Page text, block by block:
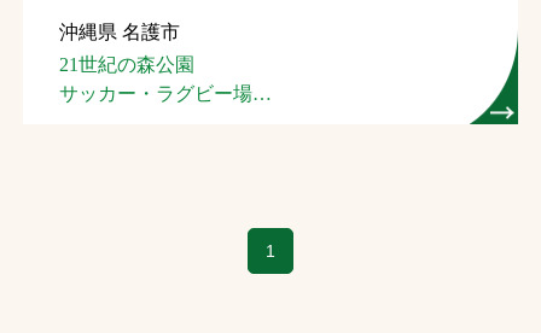
沖縄県 名護市
21世紀の森公園
サッカー・ラグビー場
1